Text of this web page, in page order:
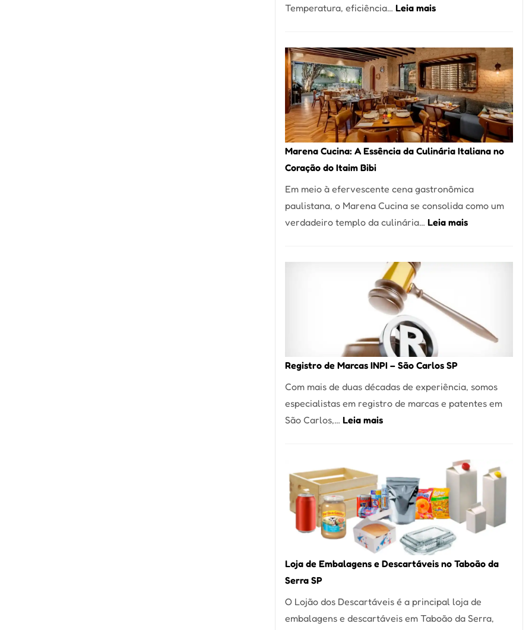
Isso
Temperatura, eficiência… Leia mais:
Como
Escolher
o
Forno
Ideal
para
sua
Marena Cucina: A Essência da Culinária Italiana no
Coração do Itaim Bibi
Em meio à efervescente cena gastronômica
paulistana, o Marena Cucina se consolida como um
verdadeiro templo da culinária… Leia mais:
Culinária
Italiana
do
Itaim
Registro de Marcas INPI – São Carlos SP
Com mais de duas décadas de experiência, somos
especialistas em registro de marcas e patentes em
São Carlos,… Leia mais:
INPI
–
São
Carlos
SP
Loja de Embalagens e Descartáveis no Taboão da
Serra SP
O Lojão dos Descartáveis é a principal loja de
embalagens e descartáveis em Taboão da Serra,